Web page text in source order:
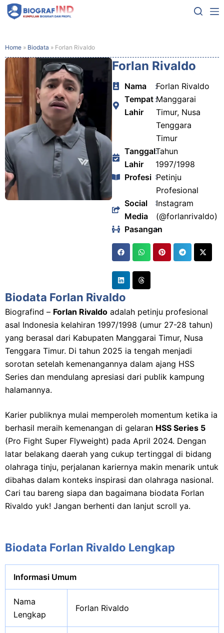
Home » Biodata » Forlan Rivaldo
Forlan Rivaldo
Nama :Forlan Rivaldo
Tempat
Lahir
:Manggarai
Timur, Nusa
Tenggara
Timur
Tanggal
Lahir
:Tahun
1997/1998
Profesi :Petinju
Profesional
Social
Media
:Instagram
(@forlanrivaldo)
Pasangan
:-
Biodata Forlan Rivaldo
Biografind – Forlan Rivaldo adalah petinju profesional
asal Indonesia kelahiran 1997/1998 (umur 27-28 tahun)
yang berasal dari Kabupaten Manggarai Timur, Nusa
Tenggara Timur. Di tahun 2025 ia tengah menjadi
sorotan setelah kemenangannya dalam ajang HSS
Series dan mendulang apresiasi dari publik kampung
halamannya.
Karier publiknya mulai memperoleh momentum ketika ia
berhasil meraih kemenangan di gelaran HSS Series 5
(Pro Fight Super Flyweight) pada April 2024. Dengan
latar belakang daerah yang cukup tertinggal di bidang
olahraga tinju, perjalanan kariernya makin menarik untuk
dibahas dalam konteks inspirasi dan olahraga nasional.
Cari tau bareng siapa dan bagaimana biodata Forlan
Rivaldo yuk! Jangan berhenti dan lanjut scroll ya.
Biodata Forlan Rivaldo Lengkap
Informasi Umum
Nama
Lengkap
Forlan Rivaldo